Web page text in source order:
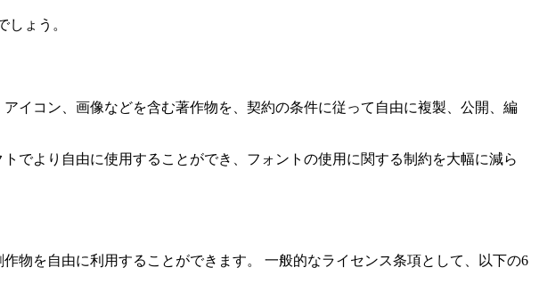
ょう。
イコン、画像などを含む著作物を、契約の条件に従って自由に複製、公開、編
でより自由に使用することができ、フォントの使用に関する制約を大幅に減ら
物を自由に利用することができます。 一般的なライセンス条項として、以下の6